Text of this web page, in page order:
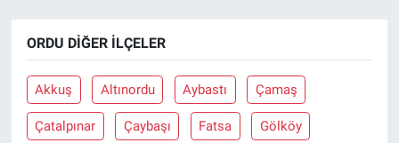
ORDU DIĞER İLÇELER
Akkuş Altınordu Aybastı Çamaş
Çatalpınar Çaybaşı Fatsa Gölköy